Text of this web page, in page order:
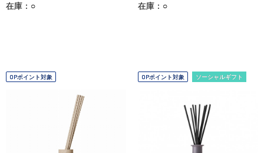
在庫：○ 在庫：○
OPポイント対象 OPポイント対象 ソーシャルギフト